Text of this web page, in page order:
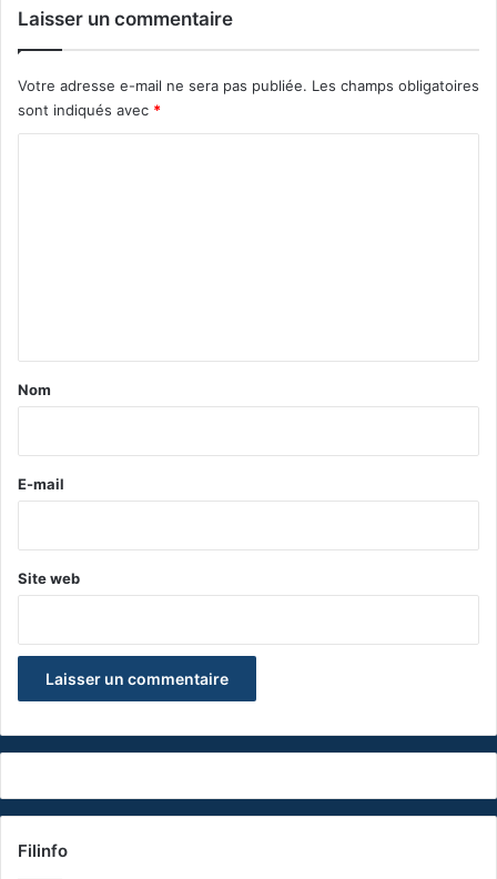
Laisser un commentaire
Votre adresse e-mail ne sera pas publiée. Les champs obligatoires
sont indiqués avec *
a
e
Nom
E-mail
Site web
Filinfo